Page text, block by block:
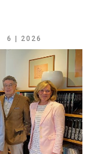
6 | 2026